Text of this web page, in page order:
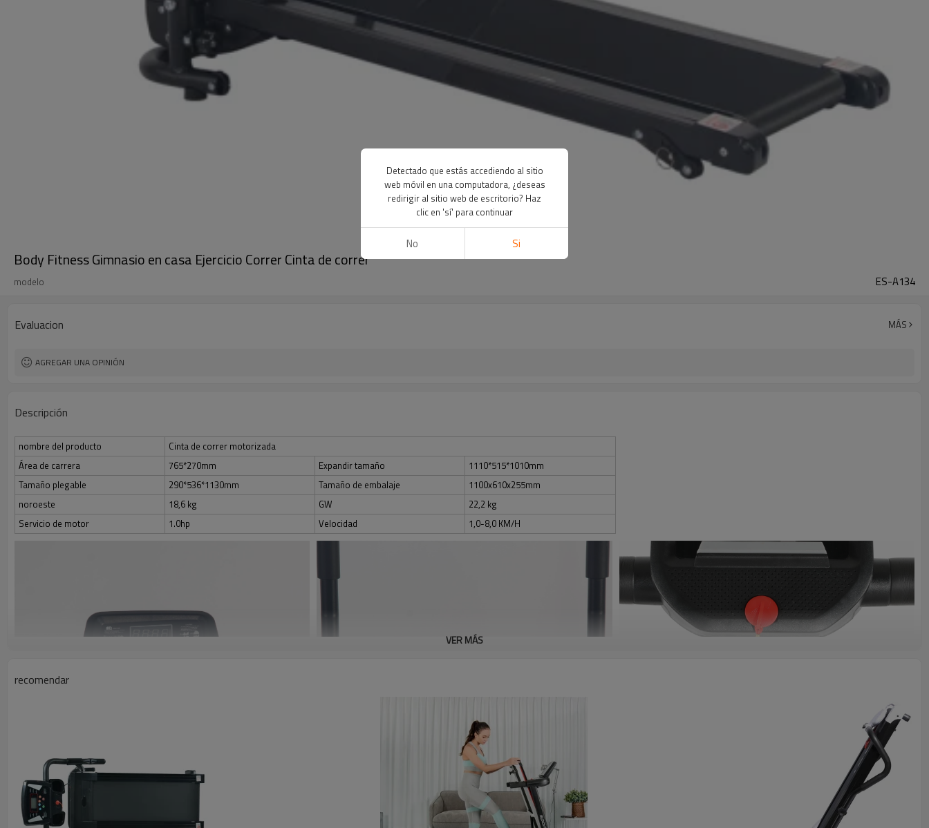
Body Fitness Gimnasio en casa Ejercicio Correr Cinta de correr
modelo ES-A134
Evaluacion MÁS
AGREGAR UNA OPINIÓN
Descripción
nombre del producto
Cinta de correr motorizada
Área de carrera
765*270mm Expandir tamaño
1110*515*1010mm
Tamaño plegable
290*536*1130mm Tamaño de embalaje
1100x610x255mm
noroeste
18,6 kg GW
22,2 kg
Servicio de motor
1.0hp Velocidad 1,0-8,0 KM/H
VER MÁS
recomendar
Detectado que estás accediendo al sitio
web móvil en una computadora, ¿deseas
redirigir al sitio web de escritorio? Haz
clic en 'sí' para continuar
No Si